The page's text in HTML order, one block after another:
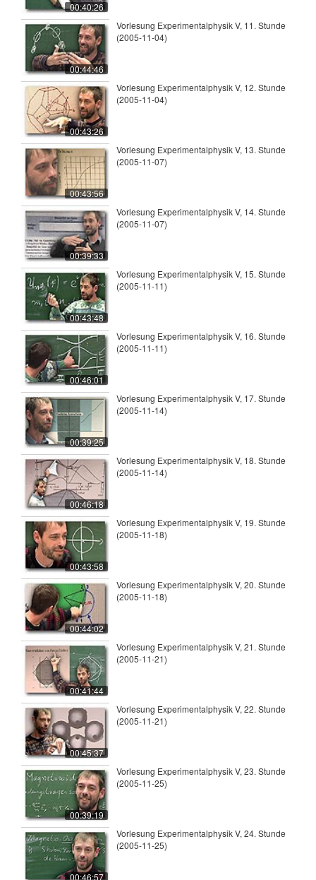
00:40:26
00:44:46
Vorlesung Experimentalphysik V, 11. Stunde
(2005-11-04)
00:43:26
Vorlesung Experimentalphysik V, 12. Stunde
(2005-11-04)
00:43:56
Vorlesung Experimentalphysik V, 13. Stunde
(2005-11-07)
00:39:33
Vorlesung Experimentalphysik V, 14. Stunde
(2005-11-07)
00:43:48
Vorlesung Experimentalphysik V, 15. Stunde
(2005-11-11)
00:46:01
Vorlesung Experimentalphysik V, 16. Stunde
(2005-11-11)
00:39:25
Vorlesung Experimentalphysik V, 17. Stunde
(2005-11-14)
00:46:18
Vorlesung Experimentalphysik V, 18. Stunde
(2005-11-14)
00:43:58
Vorlesung Experimentalphysik V, 19. Stunde
(2005-11-18)
00:44:02
Vorlesung Experimentalphysik V, 20. Stunde
(2005-11-18)
00:41:44
Vorlesung Experimentalphysik V, 21. Stunde
(2005-11-21)
00:45:37
Vorlesung Experimentalphysik V, 22. Stunde
(2005-11-21)
00:39:19
Vorlesung Experimentalphysik V, 23. Stunde
(2005-11-25)
00:46:57
Vorlesung Experimentalphysik V, 24. Stunde
(2005-11-25)